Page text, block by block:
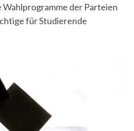
2026
der Parteien
für Studierende